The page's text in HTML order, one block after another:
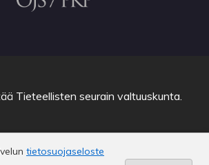
tietosuojaseloste
Tieteellisten seurain valtuuskunta.